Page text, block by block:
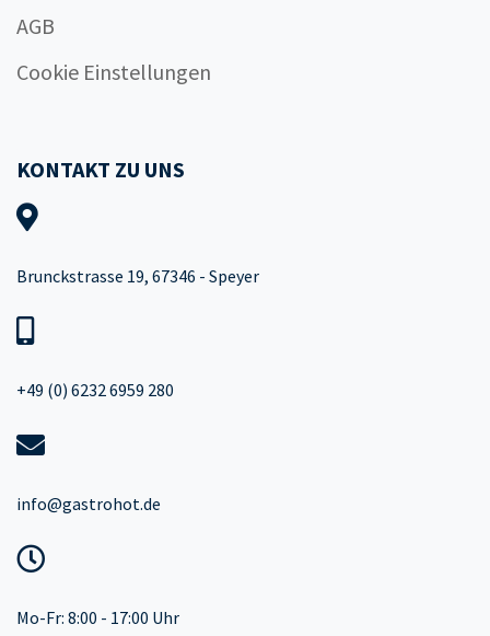
AGB
Cookie Einstellungen
KONTAKT ZU UNS
Brunckstrasse 19, 67346 - Speyer
+49 (0) 6232 6959 280
info@gastrohot.de
Mo-Fr: 8:00 - 17:00 Uhr